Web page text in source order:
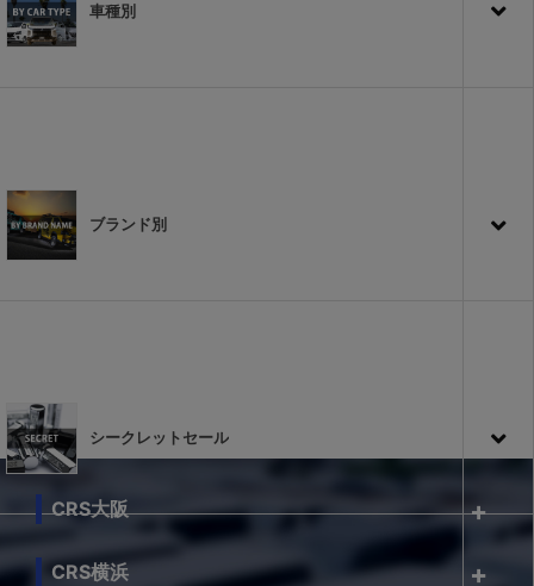
車種別
ブランド別
シークレットセール
CRS大阪
CRS横浜